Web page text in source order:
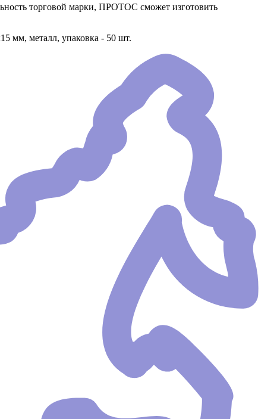
торговой марки, ПРОТОС сможет изготовить
мм, металл, упаковка - 50 шт.